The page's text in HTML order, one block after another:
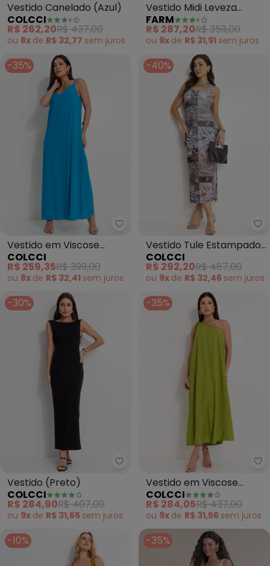
Vestido Canelado (Azul)
COLCCI
R$ 262,20R$ 437,00
ou 8x de R$ 32,77 sem juros
Vestido Midi Leveza
Romântica (Bege)
FARM
R$ 287,20R$ 359,00
ou 9x de R$ 31,91 sem juros
-35%
Colcci - Vestido em Viscose
Vestido em Viscose
(Azul)
COLCCI
R$ 259,35R$ 399,00
ou 8x de R$ 32,41 sem juros
-40%
Vestido Tule Estampado
(Bege)
COLCCI
R$ 292,20R$ 487,00
ou 9x de R$ 32,46 sem juros
-30%
Colcci - Vestido (Preto)
Vestido (Preto)
COLCCI
R$ 284,90R$ 407,00
ou 9x de R$ 31,65 sem juros
-35%
Vestido em Viscose
(Verde)
COLCCI
R$ 284,05R$ 437,00
ou 9x de R$ 31,56 sem juros
-10% -35%